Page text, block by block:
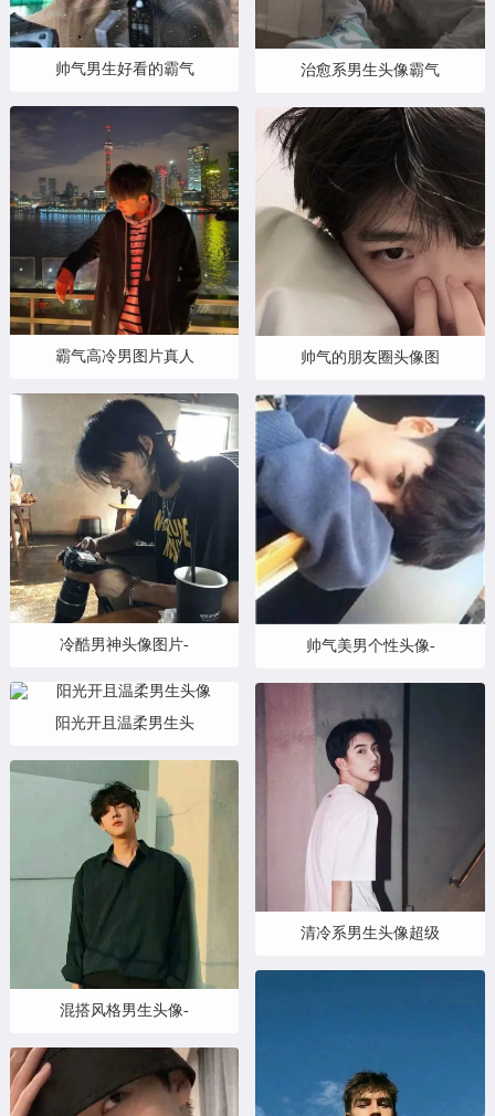
帅气男生好看的霸气
霸气高冷男图片真人
冷酷男神头像图片-
阳光开且温柔男生头
混搭风格男生头像-
治愈系男生头像霸气
帅气的朋友圈头像图
帅气美男个性头像-
清冷系男生头像超级